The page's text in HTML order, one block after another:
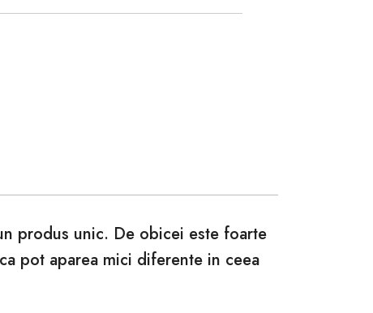
produs unic. De obicei este foarte
pot aparea mici diferente in ceea